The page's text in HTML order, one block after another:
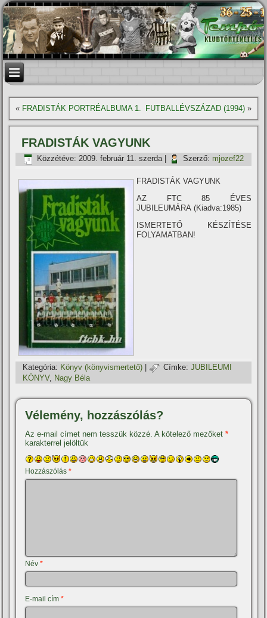
« FRADISTÁK PORTRÉALBUMA 1. FUTBALLÉVSZÁZAD (1994)»
FRADISTÁK VAGYUNK
Közzétéve: 2009. február 11. szerda| Szerző: mjozef22
FRADISTÁK VAGYUNK
AZ FTC 85 ÉVES
JUBILEUMÁRA (Kiadva:1985)
ISMERTETŐ KÉSZÍTÉSE
FOLYAMATBAN!
Kategória: Könyv (könyvismertető) | Címke: JUBILEUMI
KÖNYV, Nagy Béla
Vélemény, hozzászólás?
Az e-mail címet nem tesszük közzé. A kötelező mezőket*
karakterrel jelöltük
Hozzászólás*
Név*
E-mail cím*